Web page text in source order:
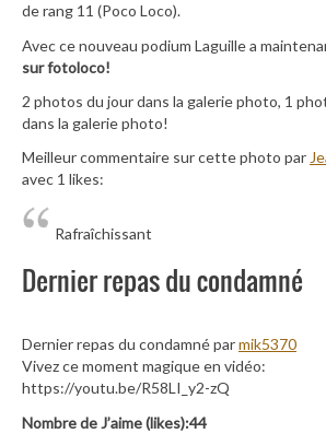
de rang 11 (Poco Loco).
Avec ce nouveau podium Laguille a
sur fotoloco!
2 photos du jour dans la galerie photo, 1
dans la galerie photo!
Meilleur commentaire sur cette photo par
avec 1 likes:
Rafraîchissant
Dernier repas du condamné
Dernier repas du condamné parmik5370
Vivez ce moment magique en vidéo:
https://youtu.be/R58LI_y2-zQ
Nombre de J’aime (likes):44